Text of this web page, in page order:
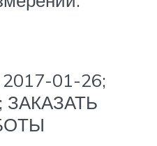
2017-01-26;
ЗАКАЗАТЬ